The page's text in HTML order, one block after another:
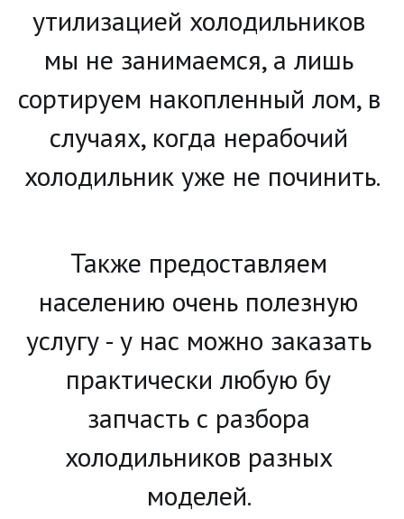
утилизацией холодильников
мы не занимаемся, а лишь
сортируем накопленный лом, в
случаях, когда нерабочий
холодильник уже не починить.
Также предоставляем
населению очень полезную
услугу - у нас можно заказать
практически любую бу
запчасть с разбора
холодильников разных
моделей.